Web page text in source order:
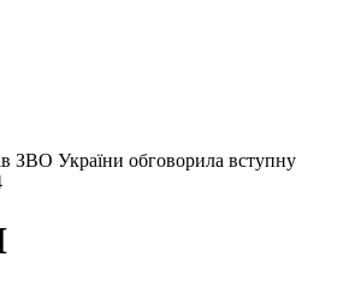
ЗВО України обговорила вступну